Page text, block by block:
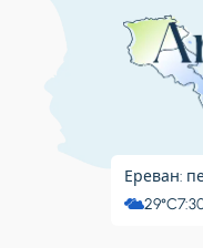
Ереван:
29°C